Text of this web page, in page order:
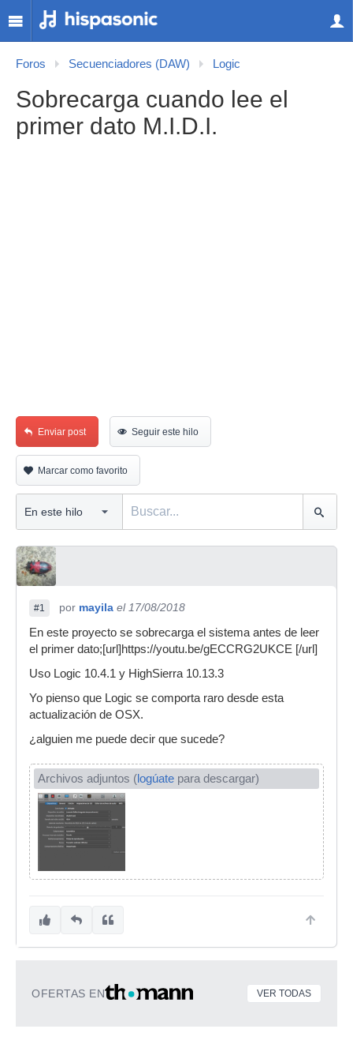
Foros Secuenciadores (DAW) Logic
Sobrecarga cuando lee el
primer dato M.I.D.I.
Enviar post Seguir este hilo
Marcar como favorito
#1 por mayila el 17/08/2018
En este proyecto se sobrecarga el sistema antes de leer
el primer dato;[url]https://youtu.be/gECCRG2UKCE [/url]
Uso Logic 10.4.1 y HighSierra 10.13.3
Yo pienso que Logic se comporta raro desde esta
actualización de OSX.
¿alguien me puede decir que sucede?
Archivos adjuntos (logúate para descargar)
OFERTAS EN VER TODAS